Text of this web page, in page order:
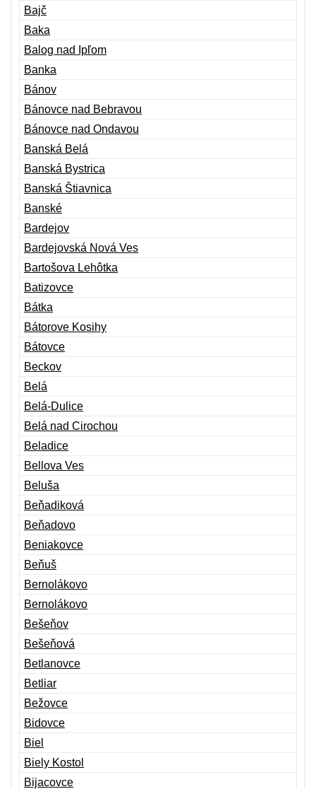
Bajč
Baka
Balog nad Ipľom
Banka
Bánov
Bánovce nad Bebravou
Bánovce nad Ondavou
Banská Belá
Banská Bystrica
Banská Štiavnica
Banské
Bardejov
Bardejovská Nová Ves
Bartošova Lehôtka
Batizovce
Bátka
Bátorove Kosihy
Bátovce
Beckov
Belá
Belá-Dulice
Belá nad Cirochou
Beladice
Bellova Ves
Beluša
Beňadiková
Beňadovo
Beniakovce
Beňuš
Bernolákovo
Bernolákovo
Bešeňov
Bešeňová
Betlanovce
Betliar
Bežovce
Bidovce
Biel
Biely Kostol
Bijacovce